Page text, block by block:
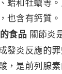
，也含有鈣
食品 關節炎
發炎反應的
，是前列腺